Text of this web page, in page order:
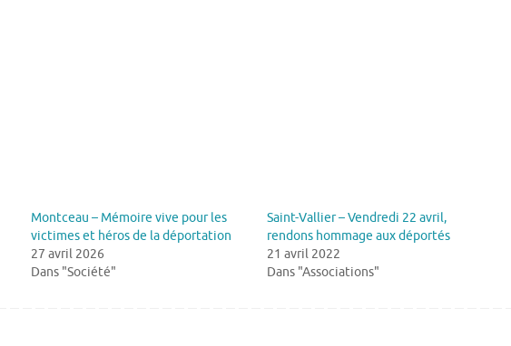
Montceau – Mémoire vive pour les
victimes et héros de la déportation
27 avril 2026
Dans "Société"
Saint-Vallier – Vendredi 22 avril,
rendons hommage aux déportés
21 avril 2022
Dans "Associations"